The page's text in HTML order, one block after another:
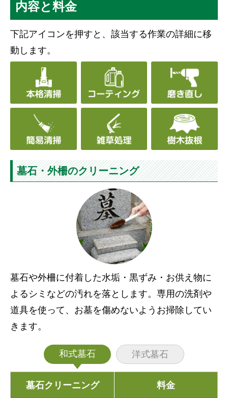
内容と料金
下記アイコンを押すと、該当する作業の詳細に移
動します。
墓石・外柵のクリーニング
墓石や外柵に付着した水垢・黒ずみ・お供え物に
よるシミなどの汚れを落とします。専用の洗剤や
道具を使って、お墓を傷めないようお掃除してい
きます。
和式墓石 洋式墓石
墓石クリーニング 料金